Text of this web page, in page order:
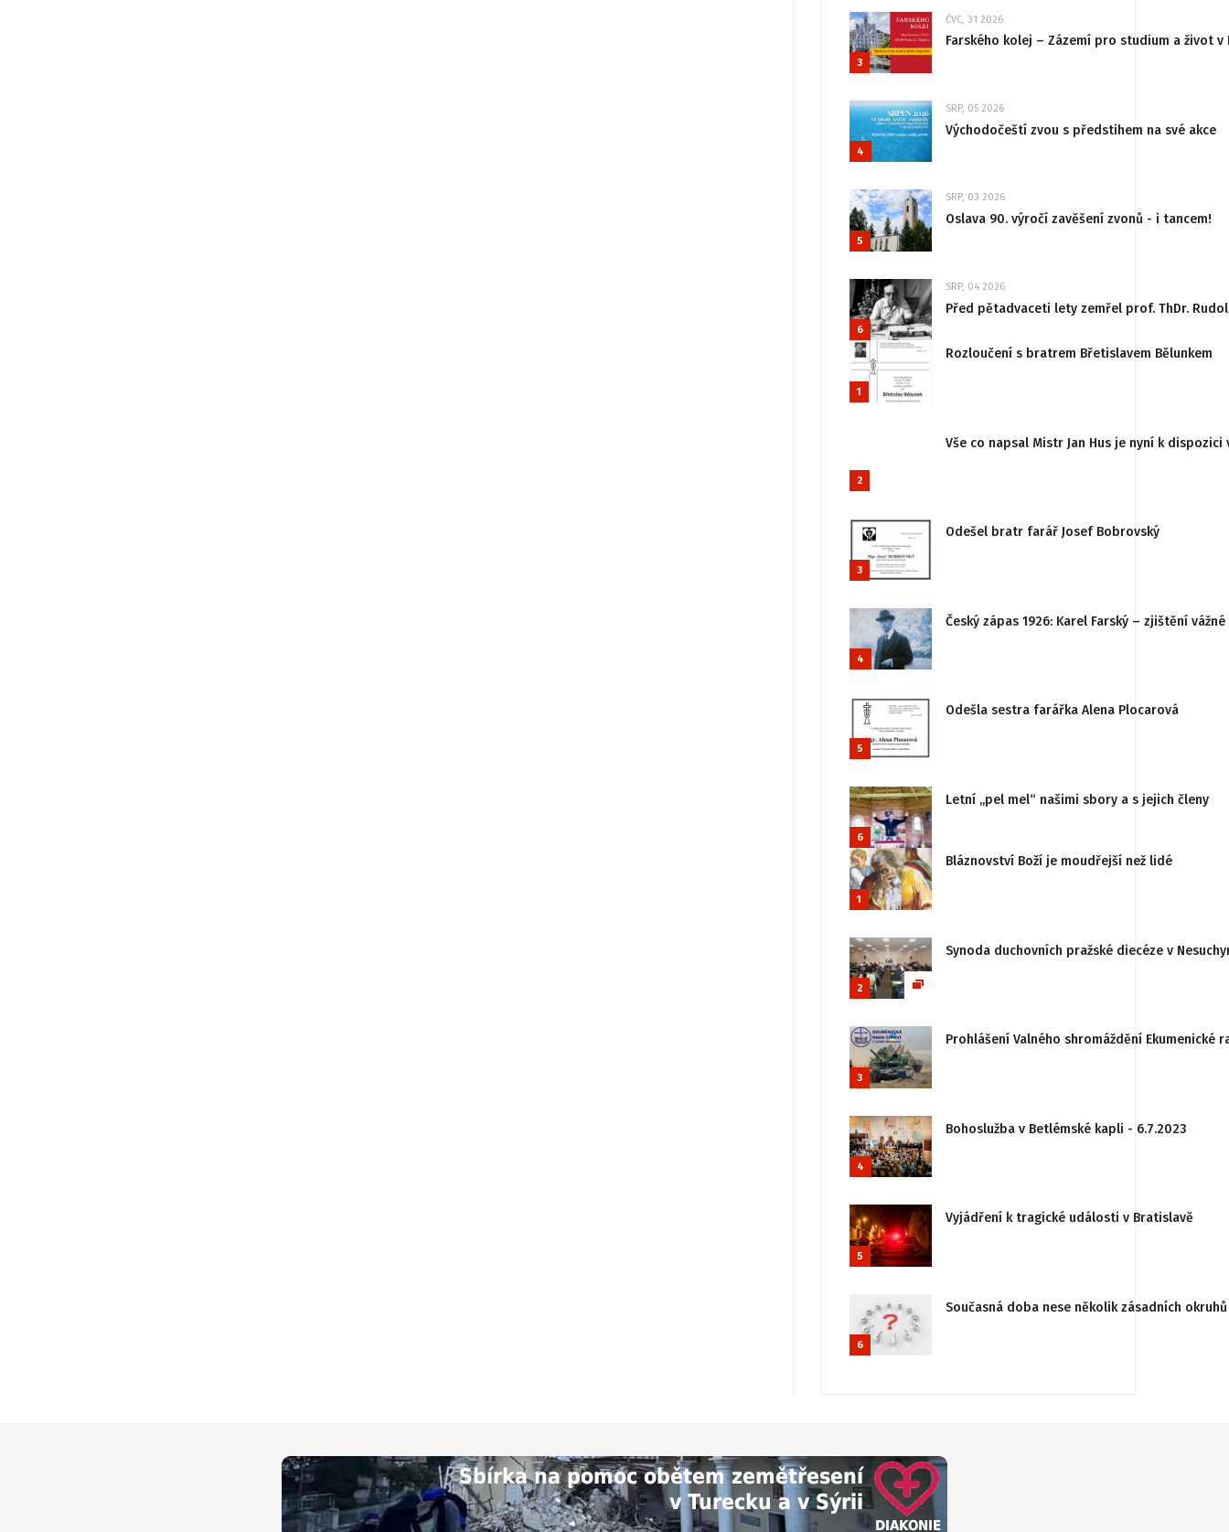
3
ČVC, 31 2026
Farského kolej – Zázemí pro studium a život v
4
SRP, 05 2026
Východočeští zvou s předstihem na své akce
5
SRP, 03 2026
Oslava 90. výročí zavěšení zvonů - i tancem!
6
SRP, 04 2026
Před pětadvaceti lety zemřel prof. ThDr.
1
Rozloučení s bratrem Břetislavem Bělunkem
2
Vše co napsal Mistr Jan Hus je nyní k
3
Odešel bratr farář Josef Bobrovský
4
Český zápas 1926: Karel Farský – zjištění
5
Odešla sestra farářka Alena Plocarová
6
Letní „pel mel“ našimi sbory a s jejich členy
1
Bláznovství Boží je moudřejší než lidé
2
Synoda duchovních pražské diecéze v
3
Prohlášení Valného shromáždění
4
Bohoslužba v Betlémské kapli - 6.7.2023
5
Vyjádření k tragické události v Bratislavě
6
Současná doba nese několik zásadních